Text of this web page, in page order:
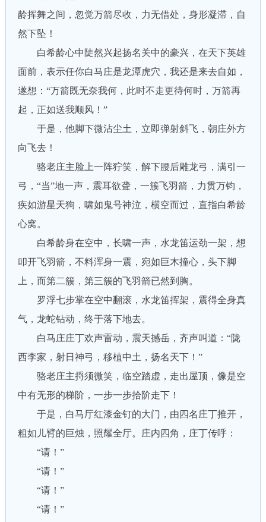
龄挥舞之间，忽觉万箭尽收，力无借处，身形凝滞，自
然下坠！
白希龄心中陡然兴起扬名关中的豪兴，在天下英雄
面前，表示任你白马庄是龙潭虎穴，我还是来去自如，
遂想：“万箭既无奈我何，此时不走更待何时，万箭再
起，正如送我顺风！”
于是，他脚下微沾尘土，立即弹射斜飞，朝庄外方
向飞去！
骆老庄主脸上一阵狞笑，解下腰后雕龙弓，满引一
弓，“当”地一声，震耳欲聋，一簇飞羽箭，力贯万钧，
疾如游星天狗，啸如鬼号神泣，横空而过，直指白希龄
心窝。
白希龄身在空中，长啸一声，水龙笛运劲一架，想
叩开飞羽箭，不料浑身一震，宛如巨木撞心，头下脚
上，而第二簇，第三簇的飞羽箭已然到胸。
罗浮七步掌在空中翻滚，水龙笛挥架，震得全身真
气，龙蛇钻动，终于落下地去。
白马庄庄丁欢声雷动，震天撼岳，齐声叫道：“陇
西李家，射日神弓，移植中土，扬名天下！”
骆老庄主捋须微笑，临空踏虚，走出屋顶，像是空
中有无形的梯阶，一步一步拾阶走下！
于是，白马厅红漆金钉的大门，由四名庄丁推开，
粗如儿臂的巨烛，照耀全厅。庄内四角，庄丁传呼：
“请！”
“请！”
“请！”
“请！”